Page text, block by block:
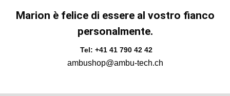
Marion è felice di essere al vostro fianco
personalmente.
Tel: +41 41 790 42 42
ambushop@ambu-tech.ch